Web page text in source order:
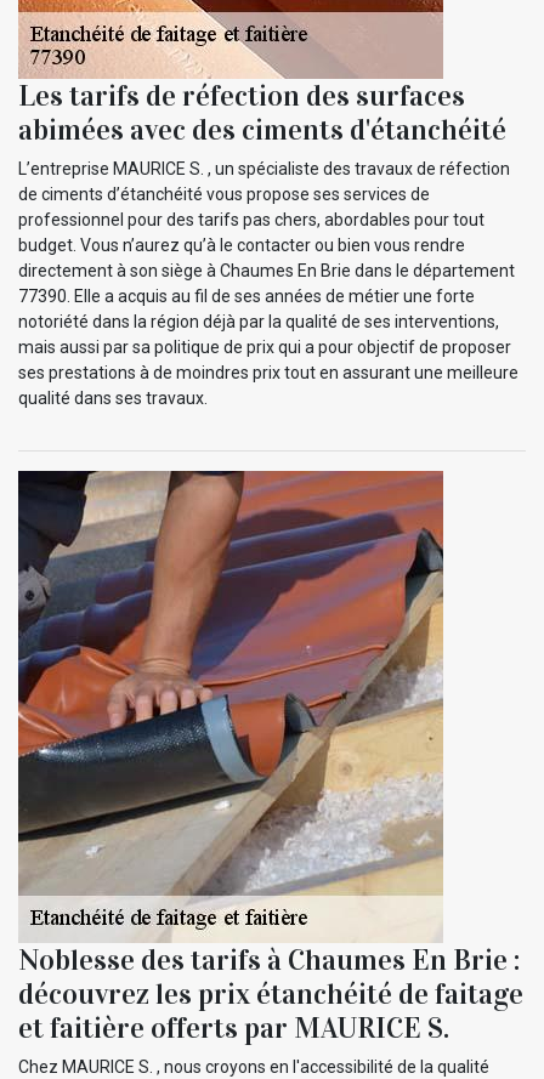
Les tarifs de réfection des surfaces
abimées avec des ciments d'étanchéité
L’entreprise MAURICE S. , un spécialiste des travaux de réfection
de ciments d’étanchéité vous propose ses services de
professionnel pour des tarifs pas chers, abordables pour tout
budget. Vous n’aurez qu’à le contacter ou bien vous rendre
directement à son siège à Chaumes En Brie dans le département
77390. Elle a acquis au fil de ses années de métier une forte
notoriété dans la région déjà par la qualité de ses interventions,
mais aussi par sa politique de prix qui a pour objectif de proposer
ses prestations à de moindres prix tout en assurant une meilleure
qualité dans ses travaux.
Noblesse des tarifs à Chaumes En Brie :
découvrez les prix étanchéité de faitage
et faitière offerts par MAURICE S.
Chez MAURICE S. , nous croyons en l'accessibilité de la qualité